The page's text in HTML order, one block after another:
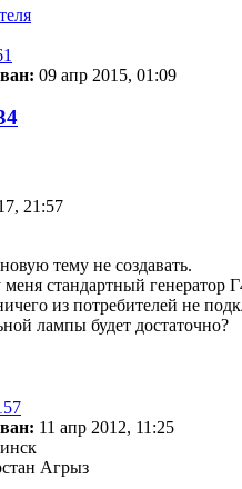
09 апр 2015, 01:09
21:57
тему не создавать.
стандартный
из потребителей не
лампы будет достаточно?
11 апр 2012, 11:25
Агрыз